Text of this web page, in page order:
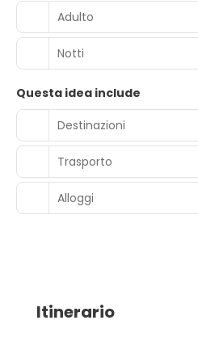
Adulto
Notti
Questa idea include
Destinazioni
Trasporto
Alloggi
Itinerario